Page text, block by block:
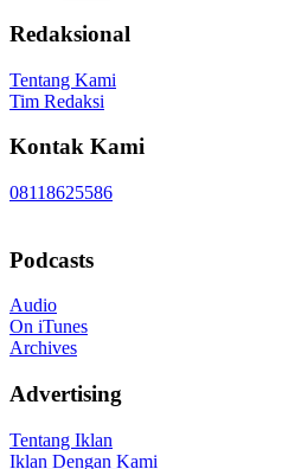
Redaksional
Tentang Kami
Tim Redaksi
Kontak Kami
08118625586
Podcasts
Audio
On iTunes
Archives
Advertising
Tentang Iklan
Iklan Dengan Kami